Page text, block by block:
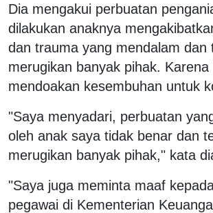
Dia mengakui perbuatan
dilakukan anaknya
dan trauma yang mendalam dan
merugikan banyak pihak.
mendoakan kesembuhan untuk
"Saya menyadari, perbuatan
oleh anak saya tidak benar dan
merugikan banyak pihak," kata
"Saya juga meminta maaf
pegawai di Kementerian